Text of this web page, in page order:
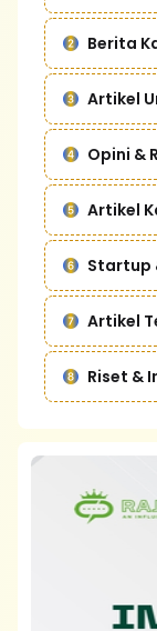
Berita
Artikel
Opini &
Artikel
Startup
Artikel
Riset &